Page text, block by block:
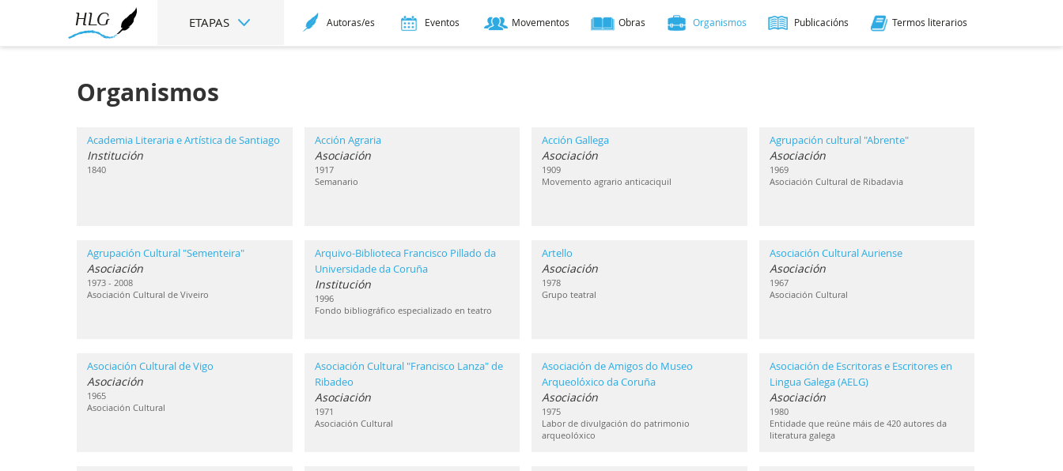
ETAPAS Autoras/es Eventos Movementos Obras Organismos Publicacións Termos literarios
Organismos
Academia Literaria e Artística de Santiago
Institución
1840
Acción Agraria
Asociación
1917
Semanario
Acción Gallega
Asociación
1909
Movemento agrario anticaciquil
Agrupación cultural "Abrente"
Asociación
1969
Asociación Cultural de Ribadavia
Agrupación Cultural "Sementeira"
Asociación
1973 - 2008
Asociación Cultural de Viveiro
Arquivo-Biblioteca Francisco Pillado da
Universidade da Coruña
Institución
1996
Fondo bibliográfico especializado en teatro
Artello
Asociación
1978
Grupo teatral
Asociación Cultural Auriense
Asociación
1967
Asociación Cultural
Asociación Cultural de Vigo
Asociación
1965
Asociación Cultural
Asociación Cultural "Francisco Lanza" de
Ribadeo
Asociación
1971
Asociación Cultural
Asociación de Amigos do Museo
Arqueolóxico da Coruña
Asociación
1975
Labor de divulgación do patrimonio
arqueolóxico
Asociación de Escritoras e Escritores en
Lingua Galega (AELG)
Asociación
1980
Entidade que reúne máis de 420 autores da
literatura galega